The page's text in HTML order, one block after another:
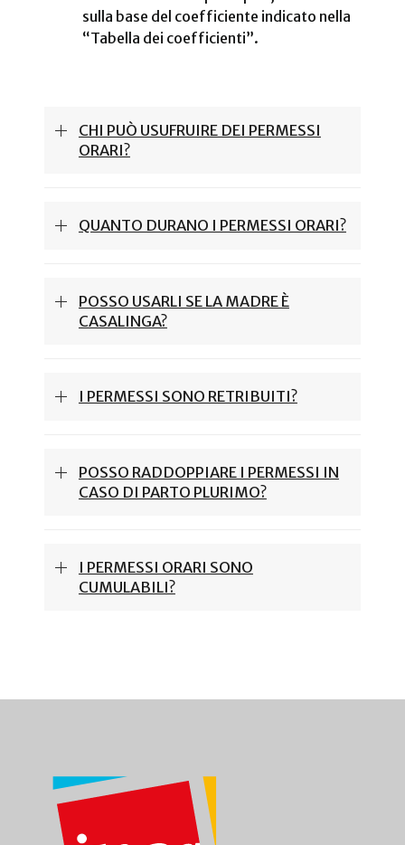
sulla base del coefficiente indicato nella
“Tabella dei coefficienti”.
CHI PUÒ USUFRUIRE DEI PERMESSI
ORARI?
QUANTO DURANO I PERMESSI ORARI?
POSSO USARLI SE LA MADRE È
CASALINGA?
I PERMESSI SONO RETRIBUITI?
POSSO RADDOPPIARE I PERMESSI IN
CASO DI PARTO PLURIMO?
I PERMESSI ORARI SONO
CUMULABILI?